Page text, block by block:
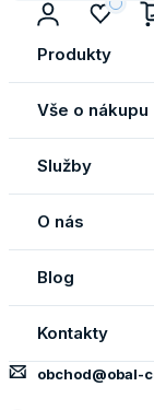
Produkty
Vše o nákupu
Služby
O nás
Blog
Kontakty
obchod@obal-